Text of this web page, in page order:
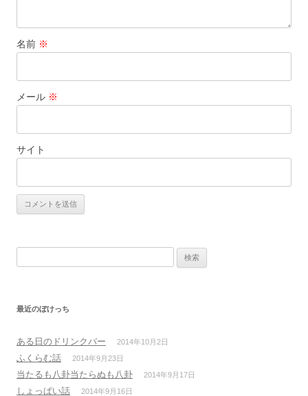
名前 ※
メール ※
サイト
最近のぼけっち
ある日のドリンクバー 2014年10月2日
ふくらむ話 2014年9月23日
当たるも八卦当たらぬも八卦 2014年9月17日
しょっぱい話 2014年9月16日